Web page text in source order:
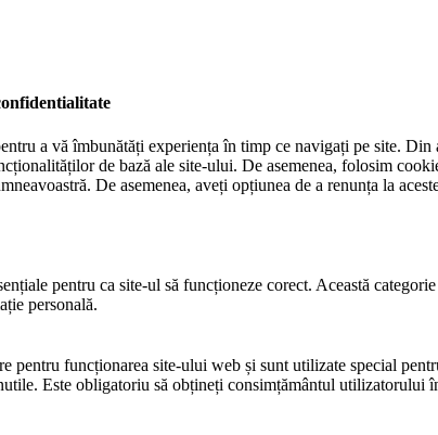
a vă îmbunătăți experiența în timp ce navigați pe site.
de bază ale site-ului. De asemenea, folosim
De asemenea, aveți opțiunea de a renunța la
pentru ca site-ul să funcționeze corect. Această
personală.
pentru funcționarea site-ului web și sunt utilizate special
Este obligatoriu să obțineți consimțământul utilizatorului